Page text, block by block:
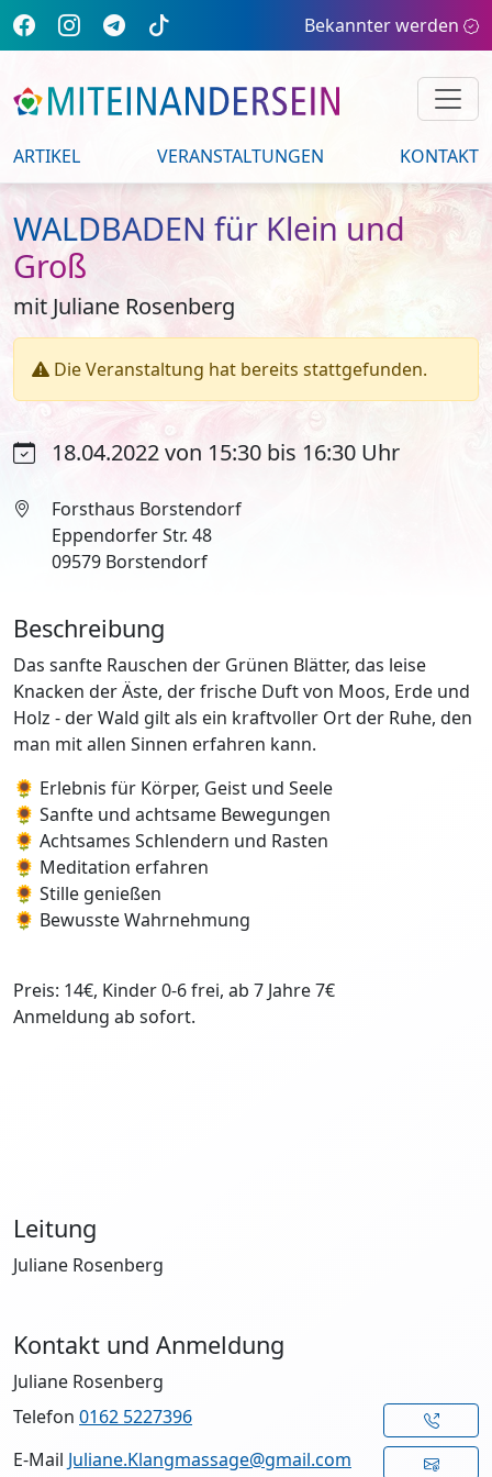
Bekannter werden
ARTIKEL VERANSTALTUNGEN KONTAKT
WALDBADEN für Klein und
Groß
mit Juliane Rosenberg
Die Veranstaltung hat bereits stattgefunden.
18.04.2022 von 15:30 bis 16:30 Uhr
Forsthaus Borstendorf
Eppendorfer Str. 48
09579 Borstendorf
Beschreibung
Das sanfte Rauschen der Grünen Blätter, das leise
Knacken der Äste, der frische Duft von Moos, Erde und
Holz - der Wald gilt als ein kraftvoller Ort der Ruhe, den
man mit allen Sinnen erfahren kann.
🌻 Erlebnis für Körper, Geist und Seele
🌻 Sanfte und achtsame Bewegungen
🌻 Achtsames Schlendern und Rasten
🌻 Meditation erfahren
🌻 Stille genießen
🌻 Bewusste Wahrnehmung
Preis: 14€, Kinder 0-6 frei, ab 7 Jahre 7€
Anmeldung ab sofort.
Leitung
Juliane Rosenberg
Kontakt und Anmeldung
Juliane Rosenberg
Telefon 0162 5227396
E-Mail Juliane.Klangmassage@gmail.com